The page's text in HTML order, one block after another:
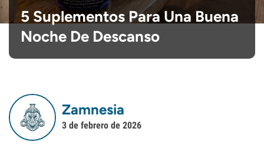
5 Suplementos Para Una Buena
Noche De Descanso
Zamnesia
3 de febrero de 2026